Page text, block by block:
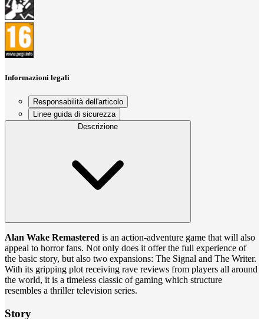
Informazioni legali
Responsabilità dell'articolo
Linee guida di sicurezza
Descrizione
Alan Wake Remastered is an action-adventure game that will also
appeal to horror fans. Not only does it offer the full experience of
the basic story, but also two expansions: The Signal and The Writer.
With its gripping plot receiving rave reviews from players all around
the world, it is a timeless classic of gaming which structure
resembles a thriller television series.
Story